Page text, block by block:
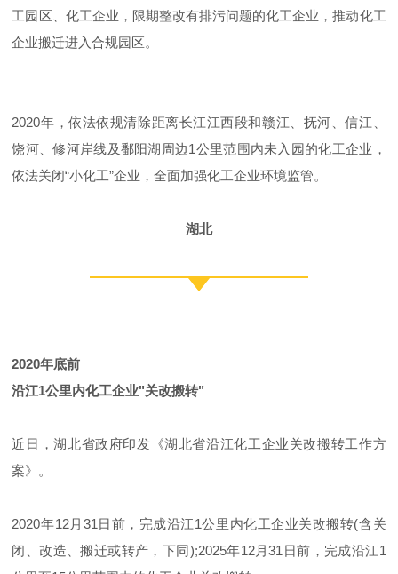
工园区、化工企业，限期整改有排污问题的化工企业，推动化工
企业搬迁进入合规园区。
2020年，依法依规清除距离长江江西段和赣江、抚河、信江、
饶河、修河岸线及鄱阳湖周边1公里范围内未入园的化工企业，
依法关闭“小化工”企业，全面加强化工企业环境监管。
湖北
2020年底前
沿江1公里内化工企业"关改搬转"
近日，湖北省政府印发《湖北省沿江化工企业关改搬转工作方
案》。
2020年12月31日前，完成沿江1公里内化工企业关改搬转(含关
闭、改造、搬迁或转产，下同);2025年12月31日前，完成沿江1